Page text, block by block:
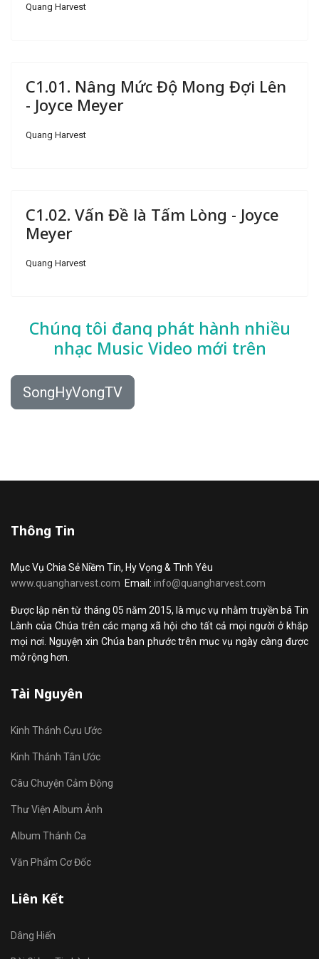
Quang Harvest
C1.01. Nâng Mức Độ Mong Đợi Lên
- Joyce Meyer
Quang Harvest
C1.02. Vấn Đề là Tấm Lòng - Joyce
Meyer
Quang Harvest
Chúng tôi đang phát hành nhiều
nhạc Music Video mới trên
SongHyVongTV
Thông Tin
Mục Vụ Chia Sẻ Niềm Tin, Hy Vọng & Tình Yêu
www.quangharvest.com Email: info@quangharvest.com
Được lập nên từ tháng 05 năm 2015, là mục vụ nhằm truyền bá Tin
Lành của Chúa trên các mạng xã hội cho tất cả mọi người ở khắp
mọi nơi. Nguyện xin Chúa ban phước trên mục vụ ngày càng được
mở rộng hơn.
Tài Nguyên
Kinh Thánh Cựu Ước
Kinh Thánh Tân Ước
Câu Chuyện Cảm Động
Thư Viện Album Ảnh
Album Thánh Ca
Văn Phẩm Cơ Đốc
Liên Kết
Dâng Hiến